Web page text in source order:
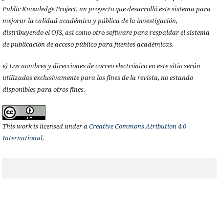
Public Knowledge Project, un proyecto que desarrolló este sistema para
mejorar la calidad académica y pública de la investigación,
distribuyendo el OJS, así como otro software para respaldar el sistema
de publicación de acceso público para fuentes académicas.
e) Los nombres y direcciones de correo electrónico en este sitio serán
utilizados exclusivamente para los fines de la revista, no estando
disponibles para otros fines.
This work is licensed under aCreative Commons Atribution 4.0
International.